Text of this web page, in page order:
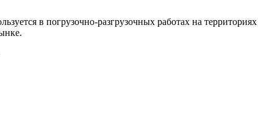
в погрузочно-разгрузочных работах на